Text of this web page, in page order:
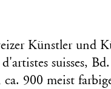
Künstler und
suisses,
900 meist